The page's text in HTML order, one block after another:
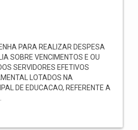
PARA REALIZAR DESPESA
SOBRE VENCIMENTOS E OU
SERVIDORES EFETIVOS
LOTADOS NA
DE EDUCACAO, REFERENTE A